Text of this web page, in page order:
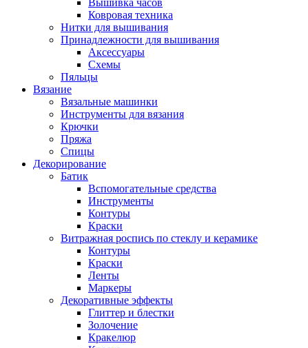
Вышивка часов
Ковровая техника
Нитки для вышивания
Принадлежности для вышивания
Аксессуары
Схемы
Пяльцы
Вязание
Вязальные машинки
Инструменты для вязания
Крючки
Пряжа
Спицы
Декорирование
Батик
Вспомогательные средства
Инструменты
Контуры
Краски
Витражная роспись по стеклу и керамике
Контуры
Краски
Ленты
Маркеры
Декоративные эффекты
Глиттер и блестки
Золочение
Кракелюр